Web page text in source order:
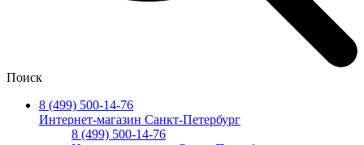
Поиск
8 (499) 500-14-76
Интернет-магазин Санкт-Петербург
8 (499) 500-14-76